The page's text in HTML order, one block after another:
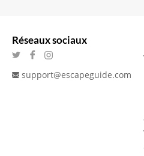
Réseaux sociaux
support@escapeguide.com